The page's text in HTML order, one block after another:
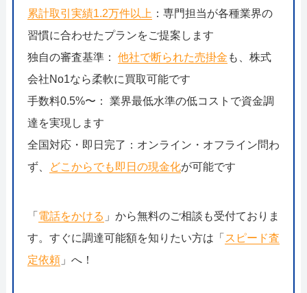
累計取引実績1.2万件以上 ：専門担当が各種業界の
習慣に合わせたプランをご提案します
独自の審査基準： 他社で断られた売掛金 も、株式
会社No1なら柔軟に買取可能です
手数料0.5%〜： 業界最低水準の低コストで資金調
達を実現します
全国対応・即日完了：オンライン・オフライン問わ
ず、
どこからでも即日の現金化が可能です
「 電話をかける 」から無料のご相談も受付ておりま
す。すぐに調達可能額を知りたい方は「 スピード査
定依頼」へ！